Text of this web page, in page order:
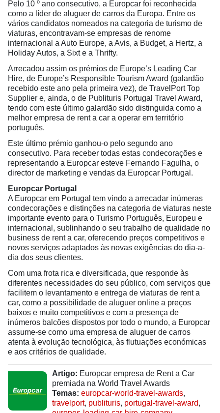
Pelo 10 º ano consecutivo, a Europcar foi reconhecida
como a líder de aluguer de carros da Europa. Entre os
vários candidatos nomeados na categoria de turismo de
viaturas, encontravam-se empresas de renome
internacional a Auto Europe, a Avis, a Budget, a Hertz, a
Holiday Autos, a Sixt e a Thrifty.
Arrecadou assim os prémios de Europe’s Leading Car
Hire, de Europe’s Responsible Tourism Award (galardão
recebido este ano pela primeira vez), de TravelPort Top
Supplier e, ainda, o de Publituris Portugal Travel Award,
tendo com este último galardão sido distinguida como a
melhor empresa de rent a car a operar em território
português.
Este último prémio ganhou-o pelo segundo ano
consecutivo. Para receber todas estas condecorações e
representando a Europcar esteve Fernando Fagulha, o
director de marketing e vendas da Europcar Portugal.
Europcar Portugal
A Europcar em Portugal tem vindo a arrecadar inúmeras
condecorações e distinções na categoria de viaturas neste
importante evento para o Turismo Português, Europeu e
internacional, sublinhando o seu trabalho de qualidade no
business de rent a car, oferecendo preços competitivos e
novos serviços adaptados às novas exigências do dia-a-
dia dos seus clientes.
Com uma frota rica e diversificada, que responde às
diferentes necessidades do seu público, com serviços que
facilitem o levantamento e entrega de viaturas de rent a
car, como a possibilidade de aluguer online a preços
baixos e muito competitivos e com a presença de
inúmeros balcões dispostos por todo o mundo, a Europcar
assume-se como uma empresa de aluguer de carros
atenta à evolução tecnológica, às flutuações económicas
e aos critérios de qualidade.
Artigo: Europcar empresa de Rent a Car
premiada na World Travel Awards
Temas: europcar-world-travel-awards,
travelport, publituris, portugal-travel-award,